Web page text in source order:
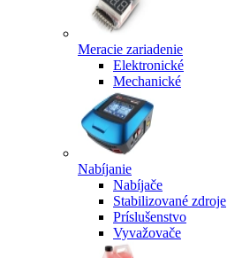
Meracie zariadenie
Elektronické
Mechanické
Nabíjanie
Nabíjače
Stabilizované zdroje
Príslušenstvo
Vyvažovače